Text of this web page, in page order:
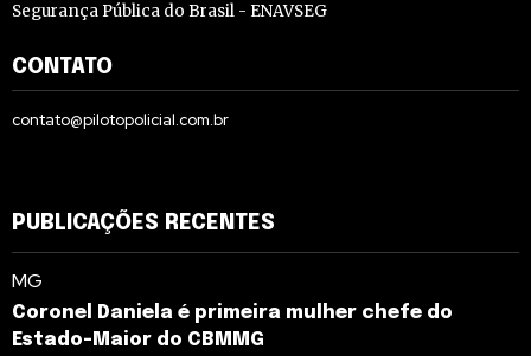
Segurança Pública do Brasil - ENAVSEG
CONTATO
contato@pilotopolicial.com.br
PUBLICAÇÕES RECENTES
MG
Coronel Daniela é primeira mulher chefe do
Estado-Maior do CBMMG